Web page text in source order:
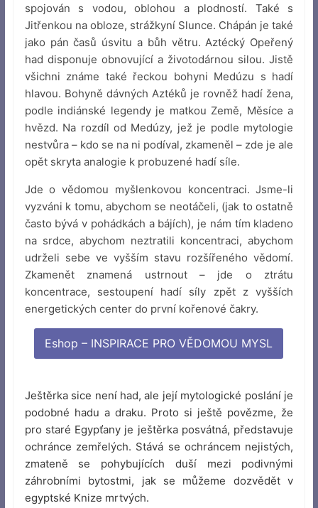
spojován s vodou, oblohou a plodností. Také s
Jitřenkou na obloze, strážkyní Slunce. Chápán je také
jako pán časů úsvitu a bůh větru. Aztécký Opeřený
had disponuje obnovující a životodárnou silou. Jistě
všichni známe také řeckou bohyni Medúzu s hadí
hlavou. Bohyně dávných Aztéků je rovněž hadí žena,
podle indiánské legendy je matkou Země, Měsíce a
hvězd. Na rozdíl od Medúzy, jež je podle mytologie
nestvůra – kdo se na ni podíval, zkameněl – zde je ale
opět skryta analogie k probuzené hadí síle.
Jde o vědomou myšlenkovou koncentraci. Jsme-li
vyzváni k tomu, abychom se neotáčeli, (jak to ostatně
často bývá v pohádkách a bájích), je nám tím kladeno
na srdce, abychom neztratili koncentraci, abychom
udrželi sebe ve vyšším stavu rozšířeného vědomí.
Zkamenět znamená ustrnout – jde o ztrátu
koncentrace, sestoupení hadí síly zpět z vyšších
energetických center do první kořenové čakry.
Eshop – INSPIRACE PRO VĚDOMOU MYSL
Ještěrka sice není had, ale její mytologické poslání je
podobné hadu a draku. Proto si ještě povězme, že
pro staré Egypťany je ještěrka posvátná, představuje
ochránce zemřelých. Stává se ochráncem nejistých,
zmateně se pohybujících duší mezi podivnými
záhrobními bytostmi, jak se můžeme dozvědět v
egyptské Knize mrtvých.